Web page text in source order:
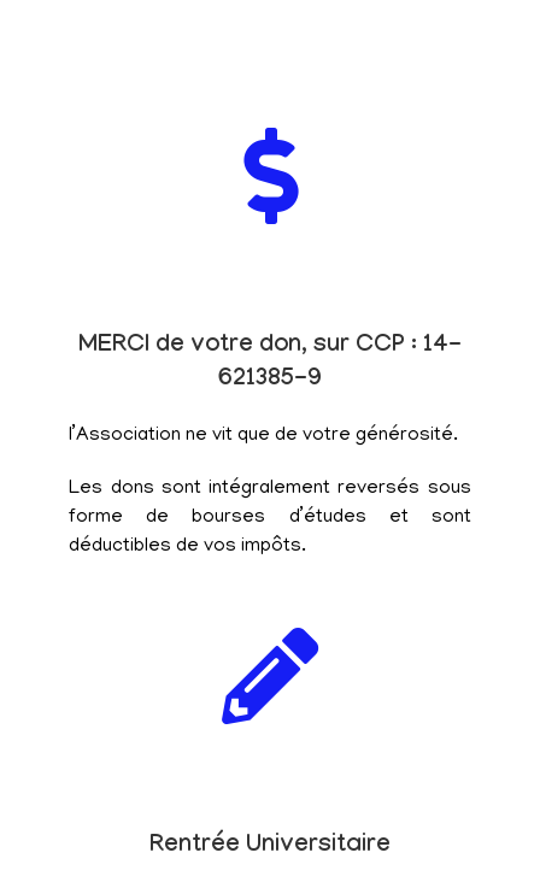
MERCI de votre don, sur CCP : 14-
621385-9
l’Association ne vit que de votre générosité.
Les dons sont intégralement reversés sous
forme de bourses d’études et sont
déductibles de vos impôts.
Rentrée Universitaire